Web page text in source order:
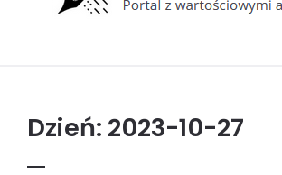
Dzień: 2023-10-27